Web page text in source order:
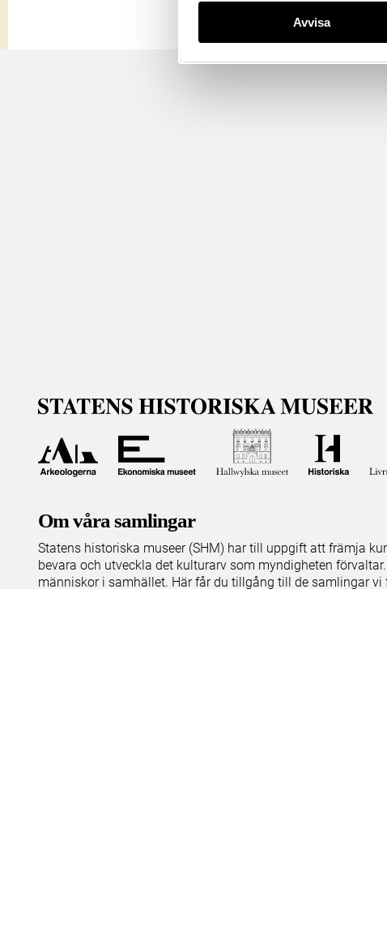
Avvisa
Om våra samlingar
Statens historiska museer (SHM) har till uppgift att främja
bevara och utveckla det kulturarv som myndigheten
människor i samhället. Här får du tillgång till de samlingar